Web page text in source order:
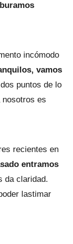
incómodo
vamos
puntos de lo
es
recientes en
entramos
da claridad.
lastimar